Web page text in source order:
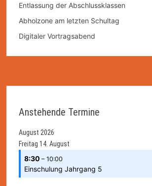
Entlassung der Abschlussklassen
Abholzone am letzten Schultag
Digitaler Vortragsabend
Anstehende Termine
August 2026
Freitag 14. August
8:30– 10:00
Einschulung Jahrgang 5